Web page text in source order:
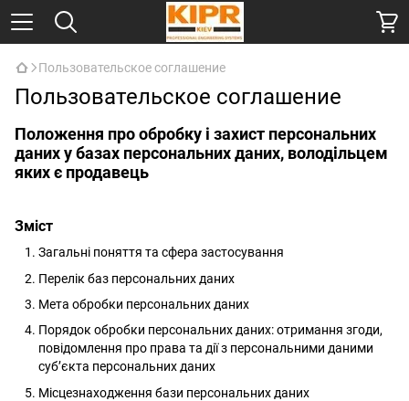
Пользовательское соглашение
Пользовательское соглашение
Положення про обробку і захист персональних
даних у базах персональних даних, володільцем
яких є продавець
Зміст
Загальні поняття та сфера застосування
Перелік баз персональних даних
Мета обробки персональних даних
Порядок обробки персональних даних: отримання згоди,
повідомлення про права та дії з персональними даними
суб’єкта персональних даних
Місцезнаходження бази персональних даних